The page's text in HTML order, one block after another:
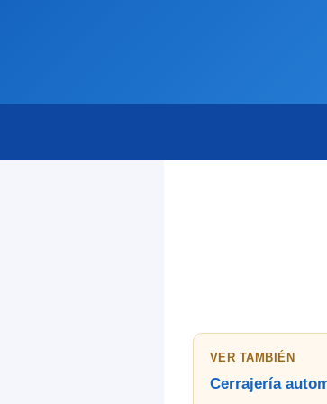
VER TAMBIÉN
Cerrajería